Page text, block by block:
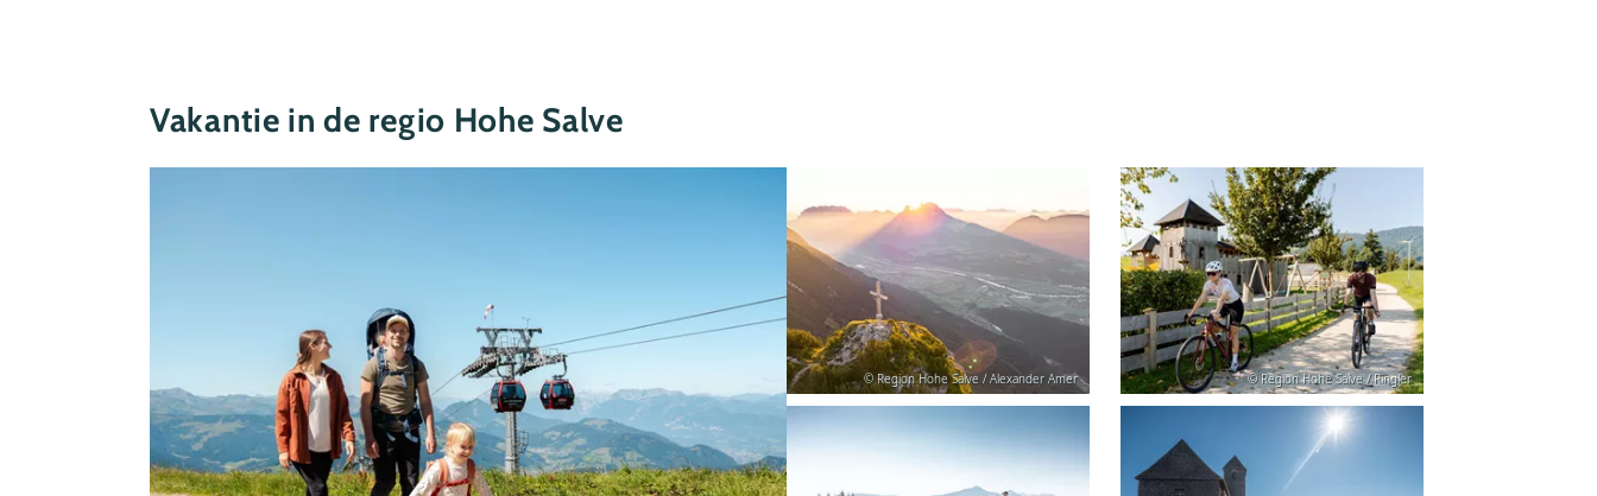
Vakantie in de regio Hohe Salve
© Region Hohe Salve / Alexander Amer © Region Hohe Salve / Ringler